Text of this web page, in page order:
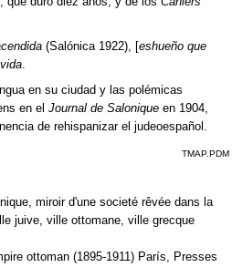
(Salónica 1922), [eshueño que
en su ciudad y las polémicas
en el Journal de Salonique en 1904,
de rehispanizar el judeoespañol.
TMAP.PDM
miroir d'une societé rêvée dans la
juive, ville ottomane, ville grecque
ottoman (1895-1911) París, Presses